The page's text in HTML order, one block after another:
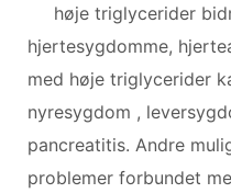
høje triglycerider
hjertesygdomme,
med høje triglycerider
nyresygdom ,
pancreatitis. Andre
problemer forbundet